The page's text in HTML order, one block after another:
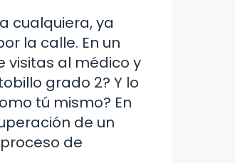
cualquiera, ya
la calle. En un
visitas al médico y
grado 2? Y lo
tú mismo? En
de un
de